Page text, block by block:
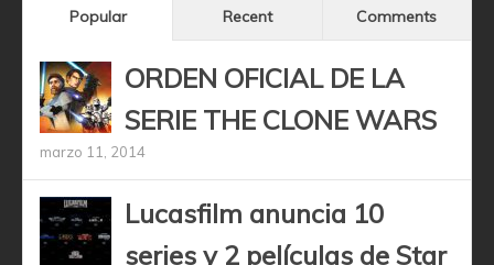
Popular Recent Comments
ORDEN OFICIAL DE LA
SERIE THE CLONE WARS
marzo 11, 2014
Lucasfilm anuncia 10
series y 2 películas de Star